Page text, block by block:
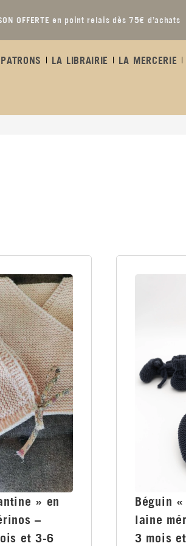
OFFERTE en point relais dès 75€ d’achats
LA LIBRAIRIE LA MERCERIE
» en
–
et 3-6
Béguin
laine
3 mois